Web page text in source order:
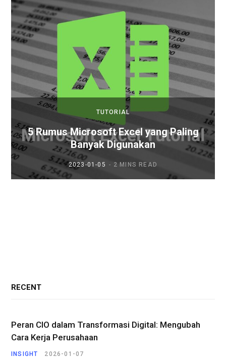
TUTORIAL
5 Rumus Microsoft Excel yang Paling
Banyak Digunakan
2023-01-05 2 MINS READ
RECENT
Peran CIO dalam Transformasi Digital: Mengubah
Cara Kerja Perusahaan
INSIGHT 2026-01-07